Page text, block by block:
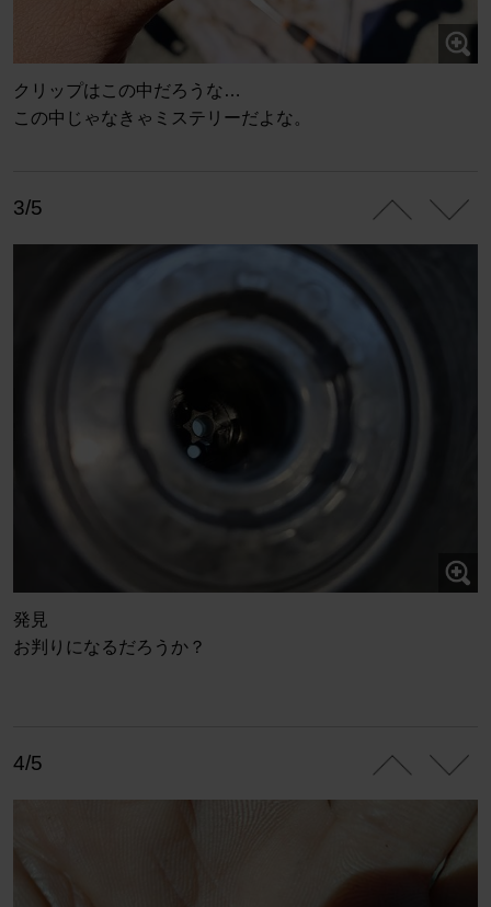
クリップはこの中だろうな…
この中じゃなきゃミステリーだよな。
3/5
発見
お判りになるだろうか？
4/5